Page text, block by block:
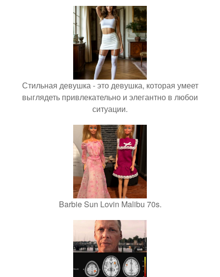
Стильная девушка - это девушка, которая умеет
выглядеть привлекательно и элегантно в любои
ситуации.
Barbie Sun Lovin Malibu 70s.